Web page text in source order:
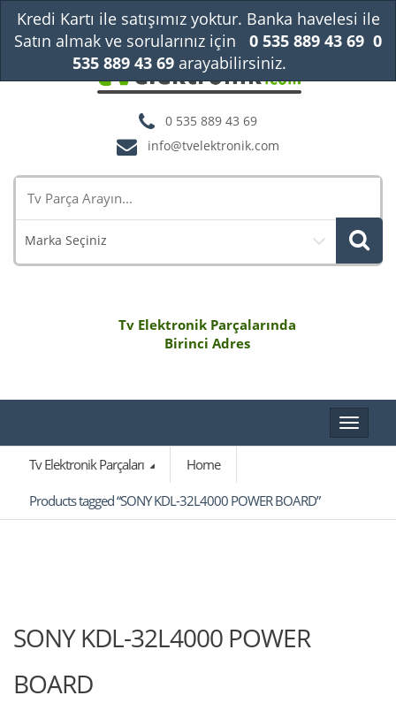
0 535 889 43 69
info@tvelektronik.com
Marka Seçiniz
Tv Elektronik Parçalarında
Birinci Adres
Toggle
Tv Elektronik Parçaları
Home
Products tagged “SONY KDL-32L4000 POWER BOARD”
SONY KDL-32L4000 POWER
BOARD
Kredi Kartı ile satışımız yoktur. Banka havelesi ile
Satın almak ve sorularınız için
0 535 889 43 69 0
535 889 43 69arayabilirsiniz.